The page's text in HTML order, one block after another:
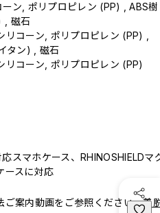
ン, ポリプロピレン (PP) , ABS樹
, 磁石
コーン, ポリプロピレン (PP) ,
タン) , 磁石
コーン, ポリプロピレン (PP)
スマホケース、RHINOSHIELDマ
ースに対応
ご案内動画をご参照ください。着